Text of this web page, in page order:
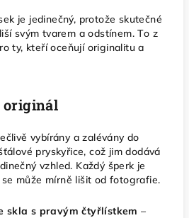
je jedinečný, protože skutečné
svým tvarem a odstínem. To z
ty, kteří oceňují originalitu a
originál
vybírány a zalévány do
pryskyřice, což jim dodává
vzhled. Každý šperk je
může mírně lišit od fotografie.
skla s pravým čtyřlístkem –